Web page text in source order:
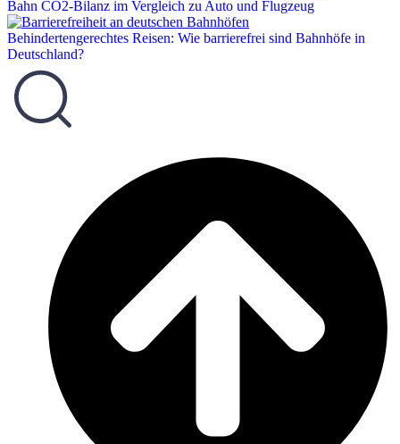
Bahn CO2-Bilanz im Vergleich zu Auto und Flugzeug
Behindertengerechtes Reisen: Wie barrierefrei sind Bahnhöfe in
Deutschland?